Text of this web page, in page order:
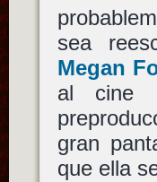
sea
Megan
al cine
gran
que ella